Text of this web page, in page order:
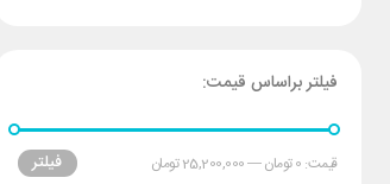
فیلتر براساس قیمت:
فیلتر قیمت: 0 تومان —25,200,000 تومان